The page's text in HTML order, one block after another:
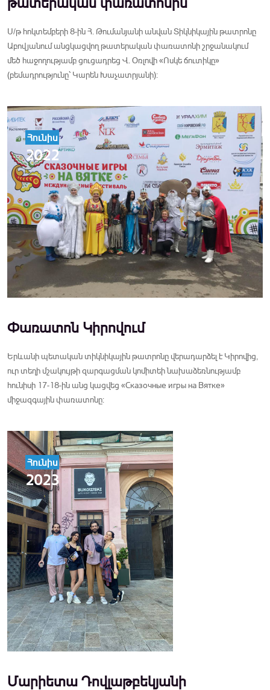
Ս/թ հոկտեմբերի 8-ին Հ. Թումանյանի անվան Տիկնիկային թատրոնը
Աբովյանում անցկացվող թատերական փառատոնի շրջանակում
մեծ հաջողությամբ ցուցադրեց Վ. Օռլովի «Ոսկե ճուտիկը»
(բեմադրությունը՝ Կարեն Խաչատրյանի):
Հունիս
2022
Փառատոն Կիրովում
Երևանի պետական տիկնիկային թատրոնը վերադարձել է Կիրովից,
ուր տեղի մշակույթի զարգացման կոմիտեի նախաձեռնությամբ
հունիսի 17-18-ին անց կացվեց «Сказочные игры на Вятке»
միջազգային փառատոնը:
Հունիս
2023
Մարիետա Դովլաթբեկյանի